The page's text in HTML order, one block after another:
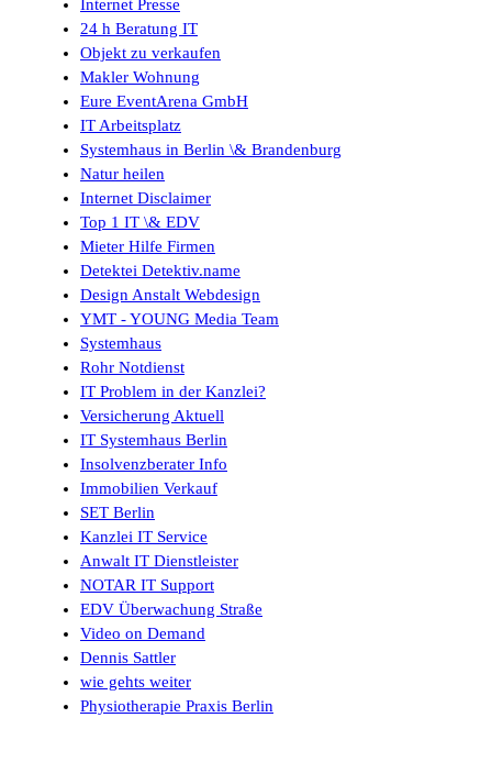
Internet Presse
24 h Beratung IT
Objekt zu verkaufen
Makler Wohnung
Eure EventArena GmbH
IT Arbeitsplatz
Systemhaus in Berlin \& Brandenburg
Natur heilen
Internet Disclaimer
Top 1 IT \& EDV
Mieter Hilfe Firmen
Detektei Detektiv.name
Design Anstalt Webdesign
YMT - YOUNG Media Team
Systemhaus
Rohr Notdienst
IT Problem in der Kanzlei?
Versicherung Aktuell
IT Systemhaus Berlin
Insolvenzberater Info
Immobilien Verkauf
SET Berlin
Kanzlei IT Service
Anwalt IT Dienstleister
NOTAR IT Support
EDV Überwachung Straße
Video on Demand
Dennis Sattler
wie gehts weiter
Physiotherapie Praxis Berlin